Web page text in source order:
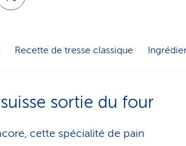
Recette de tresse classique
sortie du four
cette spécialité de pain